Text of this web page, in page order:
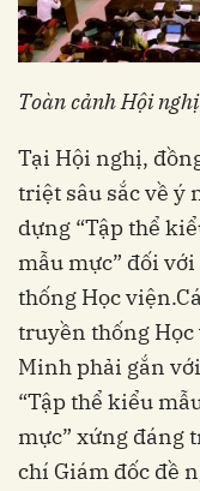
Toàn cảnh Hội nghị
Tại Hội nghị,
triệt sâu sắc về ý
dựng “Tập thể
mẫu mực” đối
thống Học
truyền thống
Minh phải gắn
“Tập thể kiểu
mực” xứng đáng
chí Giám đốc đề